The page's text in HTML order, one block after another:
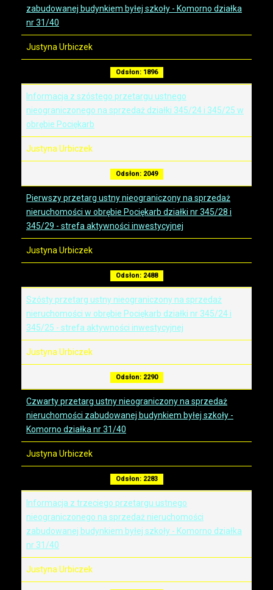
zabudowanej budynkiem byłej szkoły - Komorno działka
nr 31/40
Justyna Urbiczek
Odsłon: 1896
Informacja z szóstego przetargu ustnego
nieograniczonego na sprzedaż działki 345/24 i 345/25 w
obrębie Pociękarb
Justyna Urbiczek
Odsłon: 2049
Pierwszy przetarg ustny nieograniczony na sprzedaż
nieruchomości w obrębie Pociękarb działki nr 345/28 i
345/29 - strefa aktywności inwestycyjnej
Justyna Urbiczek
Odsłon: 2488
Szósty przetarg ustny nieograniczony na sprzedaż
nieruchomości w obrębie Pociękarb działki nr 345/24 i
345/25 - strefa aktywności inwestycyjnej
Justyna Urbiczek
Odsłon: 2290
Czwarty przetarg ustny nieograniczony na sprzedaż
nieruchomości zabudowanej budynkiem byłej szkoły -
Komorno działka nr 31/40
Justyna Urbiczek
Odsłon: 2283
Informacja z trzeciego przetargu ustnego
nieograniczonego na sprzedaż nieruchomości
zabudowanej budynkiem byłej szkoły - Komorno działka
nr 31/40
Justyna Urbiczek